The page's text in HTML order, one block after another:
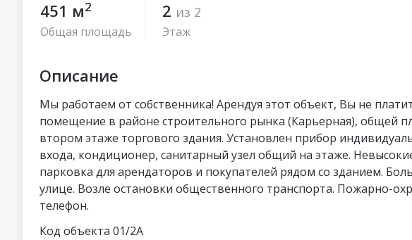
451 м2
Общая площадь
2 из 2
Этаж
Описание
Мы работаем от собственника! Арендуя этот объект, Вы не
помещение в районе строительного рынка (Карьерная), общей
втором этаже торгового здания. Установлен прибор
входа, кондиционер, санитарный узел общий на этаже.
парковка для арендаторов и покупателей рядом со зданием.
улице. Возле остановки общественного транспорта. Пожарно-
телефон.
Код объекта 01/2А